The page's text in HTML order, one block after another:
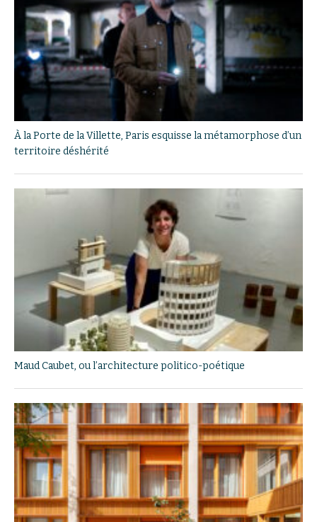
À la Porte de la Villette, Paris esquisse la métamorphose d’un
territoire déshérité
Maud Caubet, ou l’architecture politico-poétique